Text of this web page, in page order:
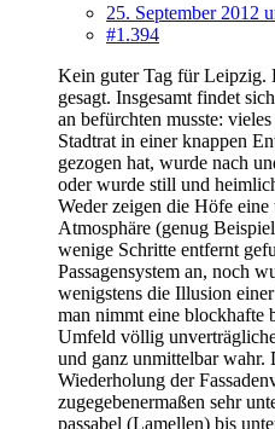
25. September 2012
#1.394
Kein guter Tag für Leipzig.
gesagt. Insgesamt findet
an befürchten musste:
Stadtrat in einer knappen
gezogen hat, wurde nach
oder wurde still und
Weder zeigen die Höfe
Atmosphäre (genug
wenige Schritte entfernt
Passagensystem an, noch
wenigstens die Illusion
man nimmt eine blockhafte
Umfeld völlig
und ganz unmittelbar wahr.
Wiederholung der
zugegebenermaßen sehr
passabel (Lamellen) bis